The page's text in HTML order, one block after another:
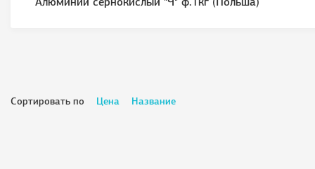
Сортировать по Цена Название